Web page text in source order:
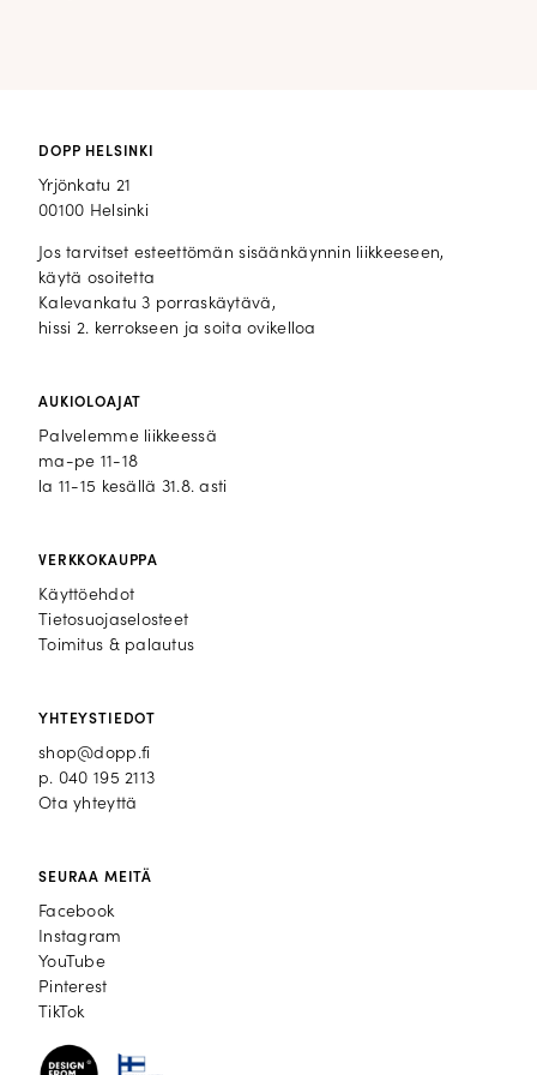
DOPP HELSINKI
Yrjönkatu 21
00100 Helsinki
Jos tarvitset esteettömän sisäänkäynnin liikkeeseen,
käytä osoitetta
Kalevankatu 3 porraskäytävä,
hissi 2. kerrokseen ja soita ovikelloa
AUKIOLOAJAT
Palvelemme liikkeessä
ma-pe 11-18
la 11-15 kesällä 31.8. asti
VERKKOKAUPPA
Käyttöehdot
Tietosuojaselosteet
Toimitus & palautus
YHTEYSTIEDOT
shop@dopp.fi
p. 040 195 2113
Ota yhteyttä
SEURAA MEITÄ
Facebook
Facebook
Instagram
Instagram
YouTube
YouTube
Pinterest
Pinterest
TikTok
TikTok